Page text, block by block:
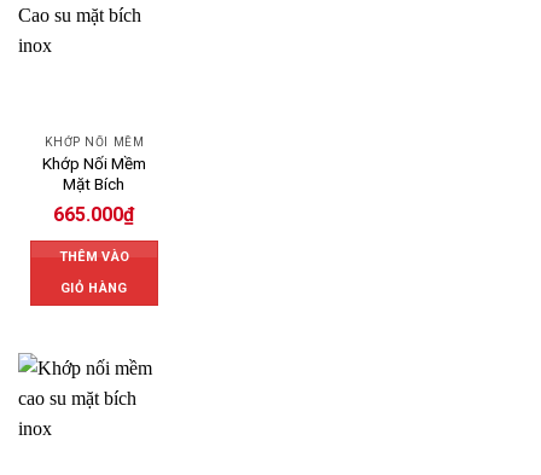
KHỚP NỐI MỀM
Khớp Nối Mềm
Mặt Bích
665.000₫
THÊM VÀO
GIỎ HÀNG